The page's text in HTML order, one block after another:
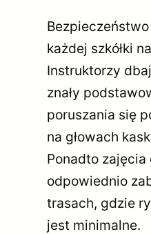
każdej szkółki
Instruktorzy
znały
poruszania się
na głowach
Ponadto
odpowiednio
trasach, gdzie
jest minimalne.